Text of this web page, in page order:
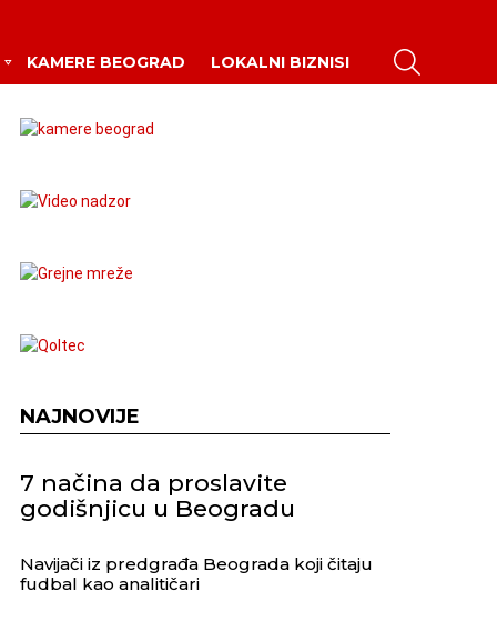
KAMERE BEOGRAD LOKALNI BIZNISI
NAJNOVIJE
7 načina da proslavite
godišnjicu u Beogradu
Navijači iz predgrađa Beograda koji čitaju
fudbal kao analitičari